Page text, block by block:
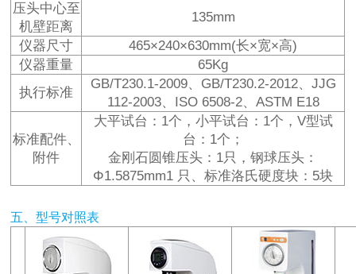
压头中心至
机壁距离
135mm
仪器尺寸
465×240×630mm(长×宽×高)
仪器重量
65Kg
执行标准
GB/T230.1-2009、GB/T230.2-2012、JJG
112-2003、ISO 6508-2、ASTM E18
标准配件、
附件
大平试台：1个，小平试台：1个，V型试
台：1个；
金刚石圆锥压头：1只，钢球压头：
Φ1.5875mm1 只、标准洛氏硬度块：5块
五、型号对照表